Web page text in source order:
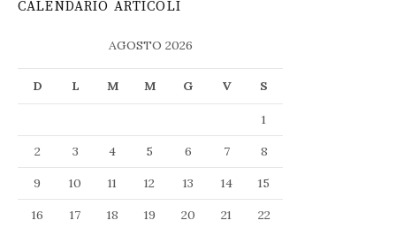
CALENDARIO ARTICOLI
AGOSTO 2026
D L M M G V S
1
2
3 4 5 6 7
8
9
10 11 12 13 14
15
16
17 18 19 20 21
22